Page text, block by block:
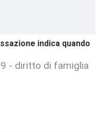
indica quando
- diritto di famiglia